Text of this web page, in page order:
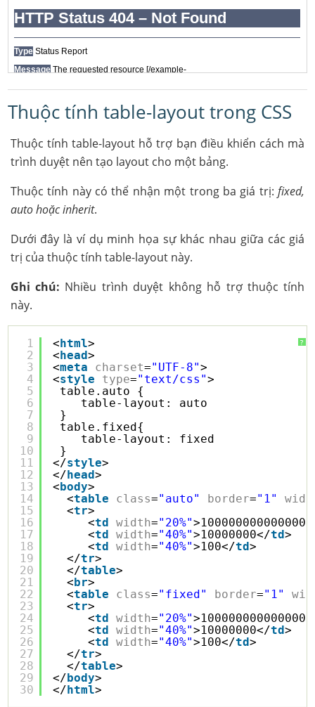
Thuộc tính table-layout trong CSS
Thuộc tính table-layout hỗ trợ bạn điều khiển cách mà
trình duyệt nên tạo layout cho một bảng.
Thuộc tính này có thể nhận một trong ba giá trị:fixed,
auto hoặc inherit.
Dưới đây là ví dụ minh họa sự khác nhau giữa các giá
trị của thuộc tính table-layout này.
Ghi chú: Nhiều trình duyệt không hỗ trợ thuộc tính
này.
?
1
2
3
4
5
6
7
8
9
10
11
12
13
14
15
16
17
18
19
20
21
22
23
24
25
26
27
28
29
30
<html>
<head>
<meta charset="UTF-8">
<style type="text/css">
table.auto {
table-layout: auto
}
table.fixed{
table-layout: fixed
}
</style>
</head>
<body>
<table class="auto" border="1"
<tr>
<td width="20%"
<td width="40%">10000000</td>
<td width="40%">100</td>
</tr>
</table>
<br>
<table class="fixed" border="1"
<tr>
<td width="20%"
<td width="40%">10000000</td>
<td width="40%">100</td>
</tr>
</table>
</body>
</html>